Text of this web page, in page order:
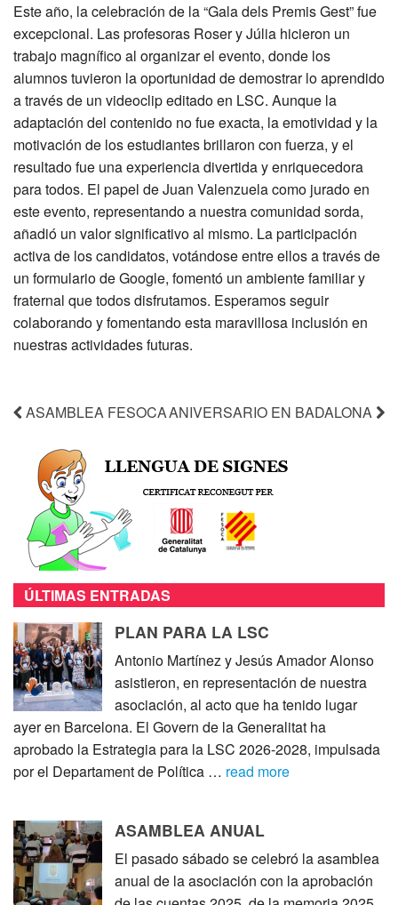
Este año, la celebración de la “Gala dels Premis Gest” fue
excepcional. Las profesoras Roser y Júlia hicieron un
trabajo magnífico al organizar el evento, donde los
alumnos tuvieron la oportunidad de demostrar lo aprendido
a través de un videoclip editado en LSC. Aunque la
adaptación del contenido no fue exacta, la emotividad y la
motivación de los estudiantes brillaron con fuerza, y el
resultado fue una experiencia divertida y enriquecedora
para todos. El papel de Juan Valenzuela como jurado en
este evento, representando a nuestra comunidad sorda,
añadió un valor significativo al mismo. La participación
activa de los candidatos, votándose entre ellos a través de
un formulario de Google, fomentó un ambiente familiar y
fraternal que todos disfrutamos. Esperamos seguir
colaborando y fomentando esta maravillosa inclusión en
nuestras actividades futuras.
ASAMBLEA FESOCAANIVERSARIO EN BADALONA
ÚLTIMAS ENTRADAS
PLAN PARA LA LSC
Antonio Martínez y Jesús Amador Alonso
asistieron, en representación de nuestra
asociación, al acto que ha tenido lugar
ayer en Barcelona. El Govern de la Generalitat ha
aprobado la Estrategia para la LSC 2026-2028, impulsada
por el Departament de Política … read more
ASAMBLEA ANUAL
El pasado sábado se celebró la asamblea
anual de la asociación con la aprobación